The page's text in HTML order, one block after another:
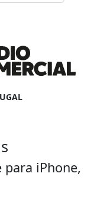
iPhone,